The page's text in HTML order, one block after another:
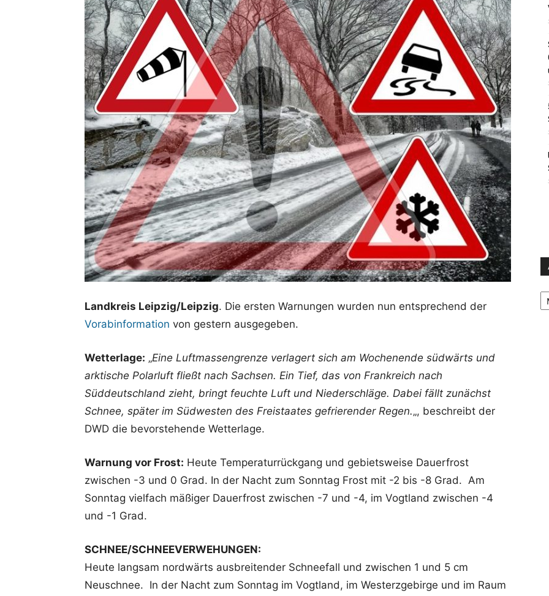
Landkreis Leipzig/Leipzig. Die ersten Warnungen wurden nun entsprechend der
Vorabinformation von gestern ausgegeben.
Wetterlage: „Eine Luftmassengrenze verlagert sich am Wochenende südwärts und
arktische Polarluft fließt nach Sachsen. Ein Tief, das von Frankreich nach
Süddeutschland zieht, bringt feuchte Luft und Niederschläge. Dabei fällt zunächst
Schnee, später im Südwesten des Freistaates gefrierender Regen.„, beschreibt der
DWD die bevorstehende Wetterlage.
Warnung vor Frost: Heute Temperaturrückgang und gebietsweise Dauerfrost
zwischen -3 und 0 Grad. In der Nacht zum Sonntag Frost mit -2 bis -8 Grad. Am
Sonntag vielfach mäßiger Dauerfrost zwischen -7 und -4, im Vogtland zwischen -4
und -1 Grad.
SCHNEE/SCHNEEVERWEHUNGEN:
Heute langsam nordwärts ausbreitender Schneefall und zwischen 1 und 5 cm
Neuschnee. In der Nacht zum Sonntag im Vogtland, im Westerzgebirge und im Raum